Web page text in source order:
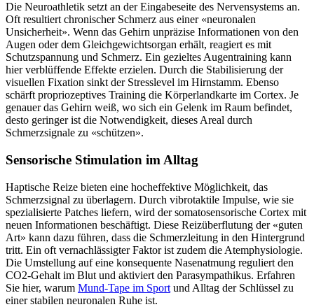
Die Neuroathletik setzt an der Eingabeseite des Nervensystems an.
Oft resultiert chronischer Schmerz aus einer «neuronalen
Unsicherheit». Wenn das Gehirn unpräzise Informationen von den
Augen oder dem Gleichgewichtsorgan erhält, reagiert es mit
Schutzspannung und Schmerz. Ein gezieltes Augentraining kann
hier verblüffende Effekte erzielen. Durch die Stabilisierung der
visuellen Fixation sinkt der Stresslevel im Hirnstamm. Ebenso
schärft propriozeptives Training die Körperlandkarte im Cortex. Je
genauer das Gehirn weiß, wo sich ein Gelenk im Raum befindet,
desto geringer ist die Notwendigkeit, dieses Areal durch
Schmerzsignale zu «schützen».
Sensorische Stimulation im Alltag
Haptische Reize bieten eine hocheffektive Möglichkeit, das
Schmerzsignal zu überlagern. Durch vibrotaktile Impulse, wie sie
spezialisierte Patches liefern, wird der somatosensorische Cortex mit
neuen Informationen beschäftigt. Diese Reizüberflutung der «guten
Art» kann dazu führen, dass die Schmerzleitung in den Hintergrund
tritt. Ein oft vernachlässigter Faktor ist zudem die Atemphysiologie.
Die Umstellung auf eine konsequente Nasenatmung reguliert den
CO2-Gehalt im Blut und aktiviert den Parasympathikus. Erfahren
Sie hier, warum Mund-Tape im Sport und Alltag der Schlüssel zu
einer stabilen neuronalen Ruhe ist.